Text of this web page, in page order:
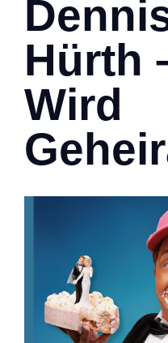
Hürth
Wird